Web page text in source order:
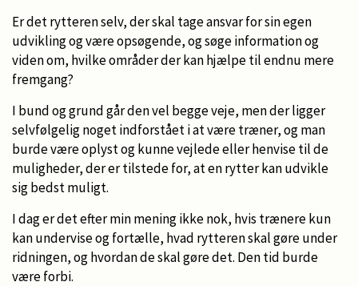
Er det rytteren selv, der skal tage ansvar for sin egen
udvikling og være opsøgende, og søge information og
viden om, hvilke områder der kan hjælpe til endnu mere
fremgang?
I bund og grund går den vel begge veje, men der ligger
selvfølgelig noget indforstået i at være træner, og man
burde være oplyst og kunne vejlede eller henvise til de
muligheder, der er tilstede for, at en rytter kan udvikle
sig bedst muligt.
I dag er det efter min mening ikke nok, hvis trænere kun
kan undervise og fortælle, hvad rytteren skal gøre under
ridningen, og hvordan de skal gøre det. Den tid burde
være forbi.